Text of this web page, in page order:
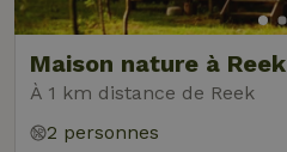
Maison nature à Reek
À 1 km distance de Reek
2 personnes